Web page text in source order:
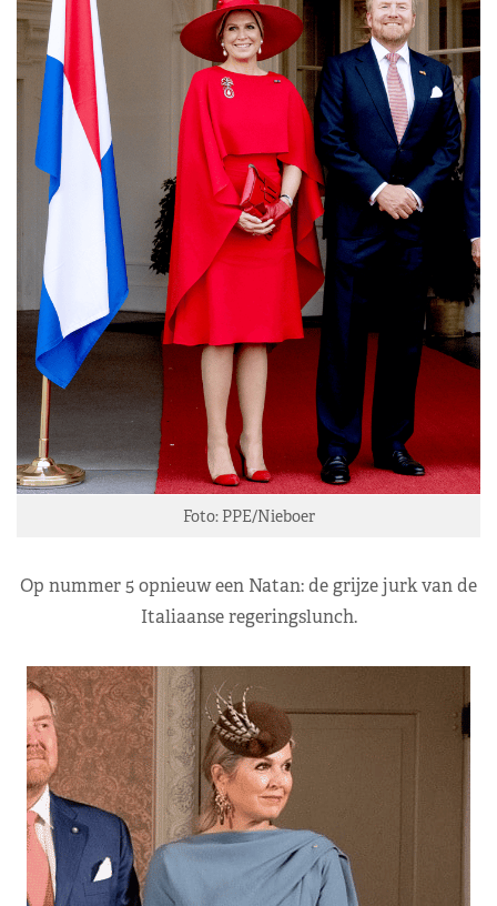
Foto: PPE/Nieboer
Op nummer 5 opnieuw een Natan: de grijze jurk van de
Italiaanse regeringslunch.